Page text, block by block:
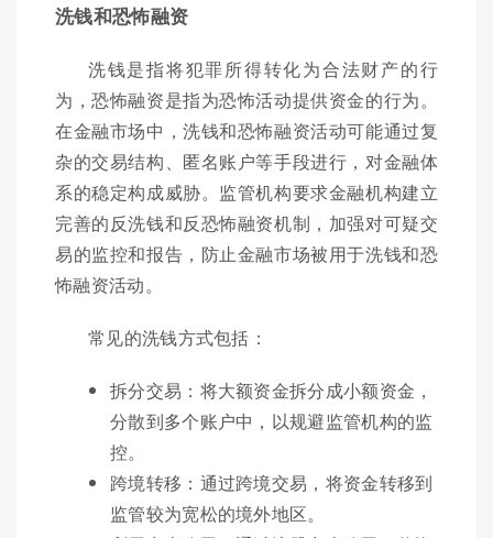
洗钱和恐怖融资
洗钱是指将犯罪所得转化为合法财产的行
为，恐怖融资是指为恐怖活动提供资金的行为。
在金融市场中，洗钱和恐怖融资活动可能通过复
杂的交易结构、匿名账户等手段进行，对金融体
系的稳定构成威胁。监管机构要求金融机构建立
完善的反洗钱和反恐怖融资机制，加强对可疑交
易的监控和报告，防止金融市场被用于洗钱和恐
怖融资活动。
常见的洗钱方式包括：
拆分交易：将大额资金拆分成小额资金，
分散到多个账户中，以规避监管机构的监
控。
跨境转移：通过跨境交易，将资金转移到
监管较为宽松的境外地区。